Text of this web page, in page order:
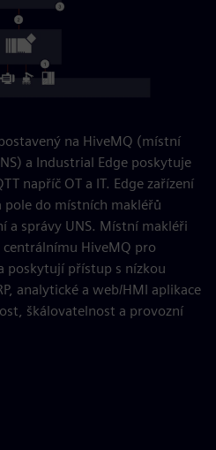
na HiveMQ (místní
a Industrial Edge poskytuje
napříč OT a IT. Edge zařízení
do místních makléřů
a správy UNS. Místní makléři
HiveMQ pro
poskytují přístup s nízkou
analytické a web/HMI aplikace
škálovatelnost a provozní